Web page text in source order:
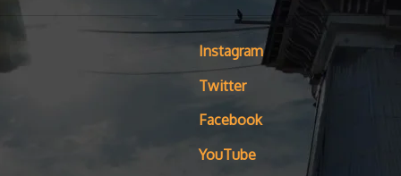
Instagram
Twitter
Facebook
YouTube